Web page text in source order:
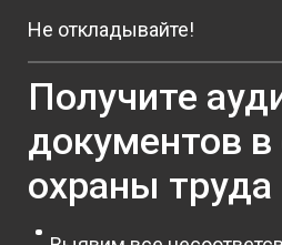
Не откладывайте!
Получите
документов
охраны труда